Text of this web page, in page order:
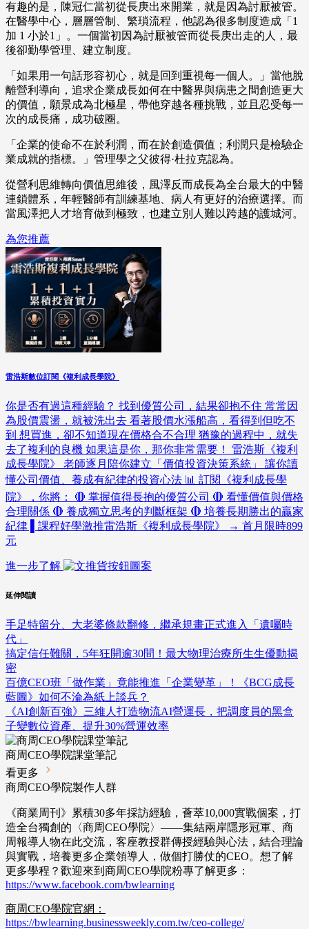
有趣的是，陳冠仁當初從長庚出來開業，就是因為討厭被管。
在醫學中心，層層管制、繁瑣流程，他認為很多制度造成「1
加 1 小於1」。一個當初因為討厭被管而從長庚出走的人，最
後卻勤學管理、建立制度。
「如果用一句話形容初心，就是回到重視每一個人。」當他脫
離營利導向，追求企業成長如何在中醫界與病患之間創造更大
的價值，願景成為北極星，帶他穿越各種挑戰，並且忍受每一
次的成長痛，成功破圈。
「企業的使命不在於利潤，而在於創造價值；利潤只是檢驗企
業成就的指標。」管理學之父彼得·杜拉克認為。
從營利思維轉向價值思維後，風澤反而成長為全台最大的中醫
連鎖體系，年輕醫師有訓練基地、病人有更好的治療選擇。而
當風澤把人才培育做到極致，也建立別人難以跨越的護城河。
為您推薦
雷浩斯數位訂閱《複利成長學院》
你是否有過這種經驗？ 找到優質公司，結果卻抱不住 常常因
為股價震盪，就被洗出去 看著股價水漲船高，看得到但吃不
到 想買進，卻不知道現在價格合不合理 猶豫的過程中，就失
去了複利的良機 如果這是你，那你非常需要！ 雷浩斯《複利
成長學院》 老師逐月陪你建立「價值投資決策系統」 讓你讀
懂公司價值、養成有紀律的投資心法 📊 訂閱《複利成長學
院》，你將： 🔴 掌握值得長抱的優質公司 🔴 看懂價值與價格
合理關係 🔴 養成獨立思考的判斷框架 🔴 培養長期勝出的贏家
紀律 ▌課程好學激推雷浩斯《複利成長學院》 → 首月限時899
元
進一步了解
延伸閱讀
手足特留分、大老婆條款翻修，繼承規畫正式進入「遺囑時
代」
搞定信任難關，5年狂開逾30間！最大物理治療所生生優動揭
密
百億CEO班「做作業」竟能推進「企業變革」！《BCG成長
藍圖》如何不淪為紙上談兵？
《AI創新百強》三維人打造物流AI營運長，把調度員的黑盒
子變數位資產、提升30%營運效率
商周CEO學院課堂筆記
看更多
商周CEO學院製作人群
《商業周刊》累積30多年採訪經驗，薈萃10,000實戰個案，打
造全台獨創的〈商周CEO學院〉——集結兩岸隱形冠軍、商
周報導人物在此交流，客座教授群傳授經驗與心法，結合理論
與實戰，培養更多企業領導人，做個打勝仗的CEO。想了解
更多學程？歡迎來到商周CEO學院粉專了解更多：
https://www.facebook.com/bwlearning
商周CEO學院官網：
https://bwlearning.businessweekly.com.tw/ceo-college/